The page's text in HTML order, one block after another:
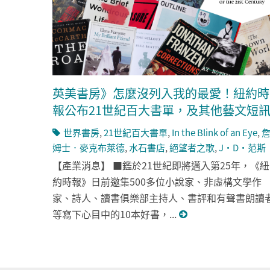
英美書房》怎麼沒列入我的最愛！紐約時
報公布21世紀百大書單，及其他藝文短訊
世界書房,21世紀百大書單, In the Blink of an Eye,詹
姆士．麥克布萊德, 水石書店,絕望者之歌,J‧D‧范斯
【產業消息】 ■鑑於21世紀即將邁入第25年，《紐
約時報》日前邀集500多位小說家、非虛構文學作
家、詩人、讀書俱樂部主持人、書評和有聲書朗讀
等寫下心目中的10本好書，...